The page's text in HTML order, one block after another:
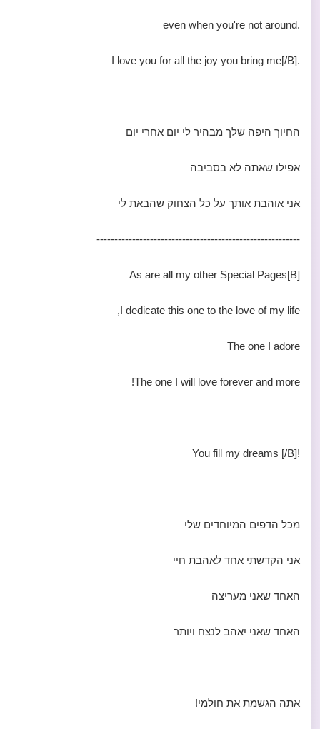
.even when you're not around
.I love you for all the joy you bring me[/B]
החיוך היפה שלך מבהיר לי יום אחרי יום
אפילו שאתה לא בסביבה
אני אוהבת אותך על כל הצחוק שהבאת לי
---------------------------------------------------------
[B]As are all my other Special Pages
I dedicate this one to the love of my life,
The one I adore
The one I will love forever and more!
!You fill my dreams [/B]
מכל הדפים המיוחדים שלי
אני הקדשתי אחד לאהבת חיי
האחד שאני מעריצה
האחד שאני יאהב לנצח ויותר
אתה הגשמת את חולמי!